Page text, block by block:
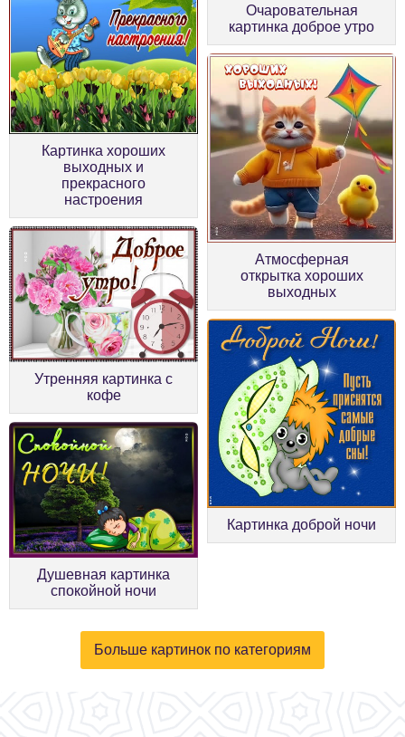
Картинка хороших
выходных и
прекрасного
настроения
Очаровательная
картинка доброе утро
Утренняя картинка с
кофе
Атмосферная
открытка хороших
выходных
Душевная картинка
спокойной ночи
Картинка доброй ночи
Больше картинок по категориям